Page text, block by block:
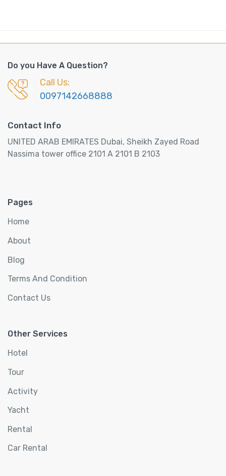
Do you Have A Question?
Call Us:
0097142668888
Contact Info
UNITED ARAB EMIRATES Dubai, Sheikh Zayed Road
Nassima tower office 2101 A 2101 B 2103
Pages
Home
About
Blog
Terms And Condition
Contact Us
Other Services
Hotel
Tour
Activity
Yacht
Rental
Car Rental